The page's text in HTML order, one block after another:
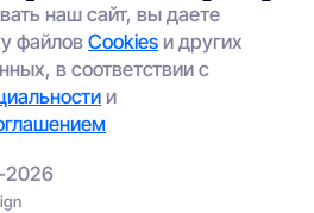
наш сайт, вы даете
файловCookies и других
в соответствии с
и
2026